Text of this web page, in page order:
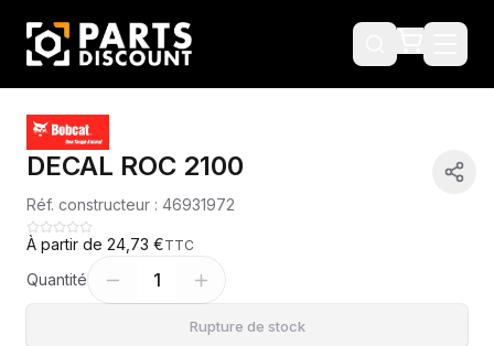
DECAL ROC 2100
Réf. constructeur : 46931972
À partir de 24,73 €TTC
Quantité 1
Rupture de stock